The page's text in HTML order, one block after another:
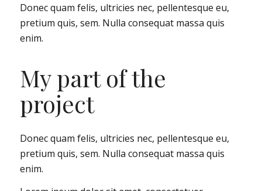
Donec quam felis, ultricies nec, pellentesque eu,
pretium quis, sem. Nulla consequat massa quis
enim.
My part of the
project
Donec quam felis, ultricies nec, pellentesque eu,
pretium quis, sem. Nulla consequat massa quis
enim.